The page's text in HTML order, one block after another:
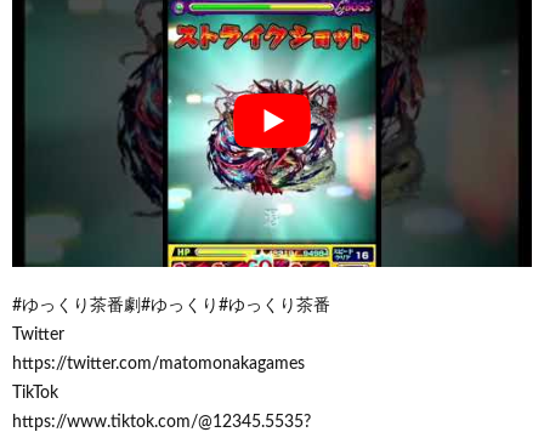
#ゆっくり茶番劇#ゆっくり#ゆっくり茶番
Twitter
https://twitter.com/matomonakagames
TikTok
https://www.tiktok.com/@12345.5535?